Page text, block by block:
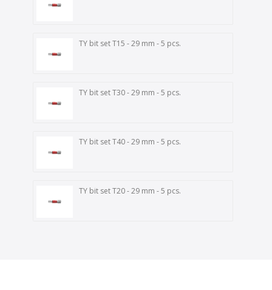
TY bit set T15 - 29 mm - 5 pcs.
TY bit set T30 - 29 mm - 5 pcs.
TY bit set T40 - 29 mm - 5 pcs.
TY bit set T20 - 29 mm - 5 pcs.